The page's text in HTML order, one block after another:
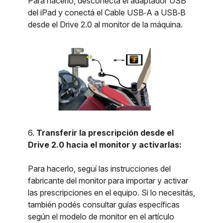
del iPad y conectá el Cable USB‑A a USB‑B
desde el Drive 2.0 al monitor de la máquina.
6. Transferir la prescripción desde el
Drive 2.0 hacia el monitor y activarlas:
Para hacerlo, seguí las instrucciones del
fabricante del monitor para importar y activar
las prescripciones en el equipo. Si lo necesitás,
también podés consultar guías específicas
según el modelo de monitor en el artículo